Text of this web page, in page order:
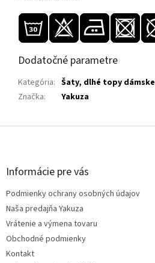
Dodatočné parametre
Kategória: Šaty, dlhé topy dámske
Značka: Yakuza
Z
Informácie pre vás
Podmienky ochrany osobných údajov
Naša predajňa Yakuza
Vrátenie a výmena tovaru
Obchodné podmienky
Kontakt